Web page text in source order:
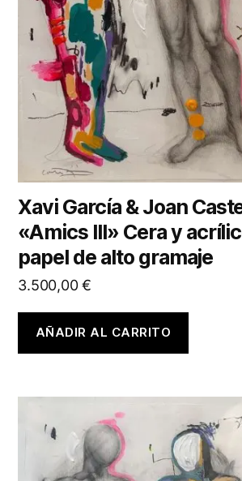
Xavi García & Joan
«Amics III» Cera y
papel de alto gramaje
3.500,00€
AÑADIR AL CARRITO